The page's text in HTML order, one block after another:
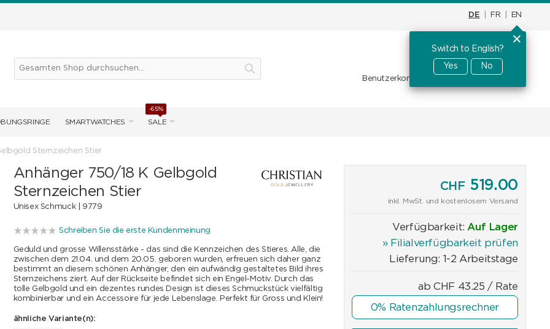
DE FR EN
Switch to English?
Yes
No
Warenkorb CHF0.00
Benutzerkonto
SMARTWATCHES SALE
-65%
Sternzeichen Stier
Anhänger 750/18 K Gelbgold
Sternzeichen Stier
Unisex Schmuck | 9779
Schreiben Sie die erste Kundenmeinung
Geduld und grosse Willensstärke - das sind die Kennzeichen des Stieres. Alle, die
zwischen dem 21.04. und dem 20.05. geboren wurden, erfreuen sich daher ganz
bestimmt an diesem schönen Anhänger, den ein aufwändig gestaltetes Bild ihres
Sternzeichens ziert. Auf der Rückseite befindet sich ein Engel-Motiv. Durch das
tolle Gelbgold und ein dezentes rundes Design ist dieses Schmuckstück vielfältig
kombinierbar und ein Accessoire für jede Lebenslage. Perfekt für Gross und Klein!
ähnliche Variante(n):
CHF519.00
inkl. MwSt. und kostenlosem Versand
Verfügbarkeit: Auf Lager
» Filialverfügbarkeit prüfen
Lieferung: 1-2 Arbeitstage
abCHF 43.25 / Rate
0% Ratenzahlungsrechner